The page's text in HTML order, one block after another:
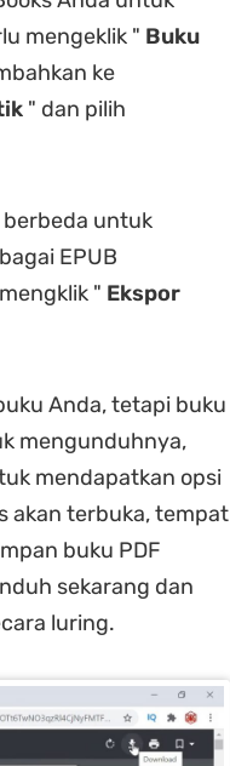
mengeklik " Buku
ke
" dan pilih
berbeda untuk
EPUB
" Ekspor
Anda, tetapi buku
mengunduhnya,
mendapatkan opsi
akan terbuka, tempat
buku PDF
sekarang dan
luring.